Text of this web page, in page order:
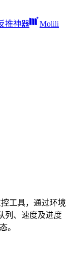
推神器
Molili
工具，通过环境
列、速度及进度
。